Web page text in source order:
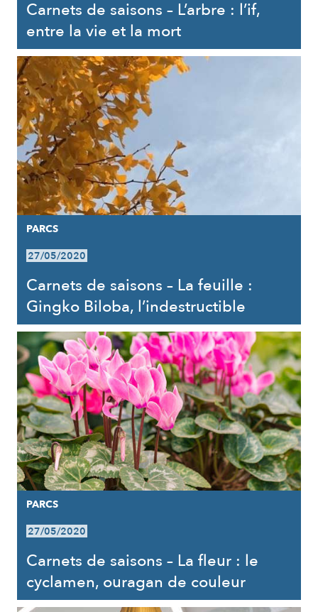
Carnets de saisons – L’arbre : l’if,
entre la vie et la mort
PARCS
27/05/2020
Carnets de saisons – La feuille :
Gingko Biloba, l’indestructible
PARCS
27/05/2020
Carnets de saisons – La fleur : le
cyclamen, ouragan de couleur